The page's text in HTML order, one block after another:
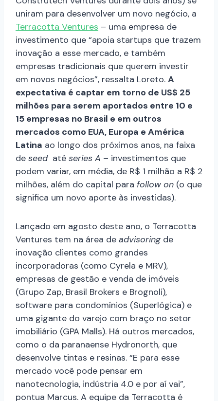
uniram para desenvolver um novo negócio, a
Terracotta Ventures – uma empresa de
investimento que “apoia startups que trazem
inovação a esse mercado, e também
empresas tradicionais que querem investir
em novos negócios”, ressalta Loreto. A
expectativa é captar em torno de US$ 25
milhões para serem aportados entre 10 e
15 empresas no Brasil e em outros
mercados como EUA, Europa e América
Latina ao longo dos próximos anos, na faixa
de seedaté series A – investimentos que
podem variar, em média, de R$ 1 milhão a R$ 2
milhões, além do capital para follow on (o que
significa um novo aporte às investidas).
Lançado em agosto deste ano, o Terracotta
Ventures tem na área de advisoring de
inovação clientes como grandes
incorporadoras (como Cyrela e MRV),
empresas de gestão e venda de imóveis
(Grupo Zap, Brasil Brokers e Brognoli),
software para condomínios (Superlógica) e
uma gigante do varejo com braço no setor
imobiliário (GPA Malls). Há outros mercados,
como o da paranaense Hydronorth, que
desenvolve tintas e resinas. “E para esse
mercado você pode pensar em
nanotecnologia, indústria 4.0 e por aí vai”,
pontua Marcus. A equipe da Terracotta é